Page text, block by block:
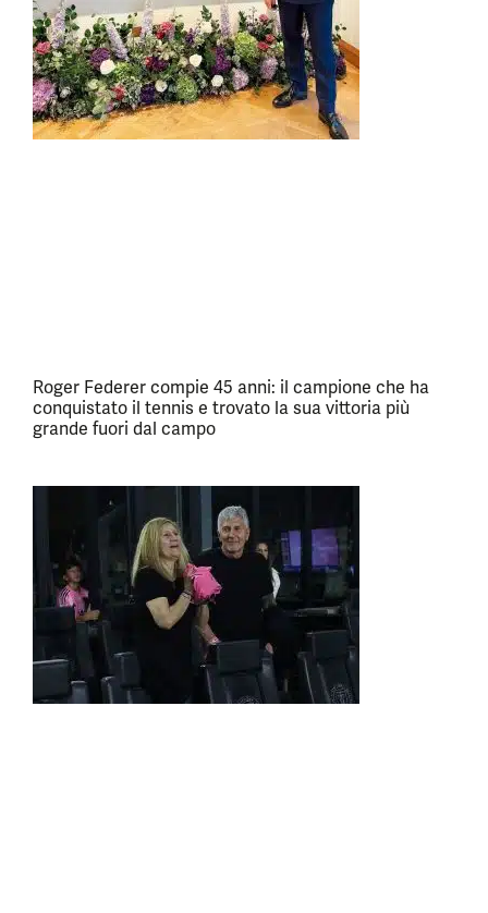
Roger Federer compie 45 anni: il campione che ha
conquistato il tennis e trovato la sua vittoria più
grande fuori dal campo